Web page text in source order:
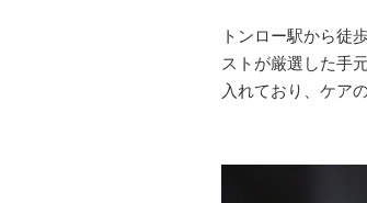
トンロー駅から徒
ストが厳選した手
入れており、ケア